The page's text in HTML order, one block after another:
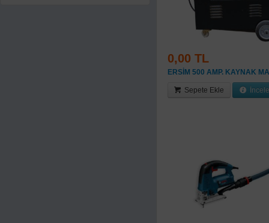
0,00 TL
ERSİM 500 AMP. KAYNAK
Sepete Ekle İncele